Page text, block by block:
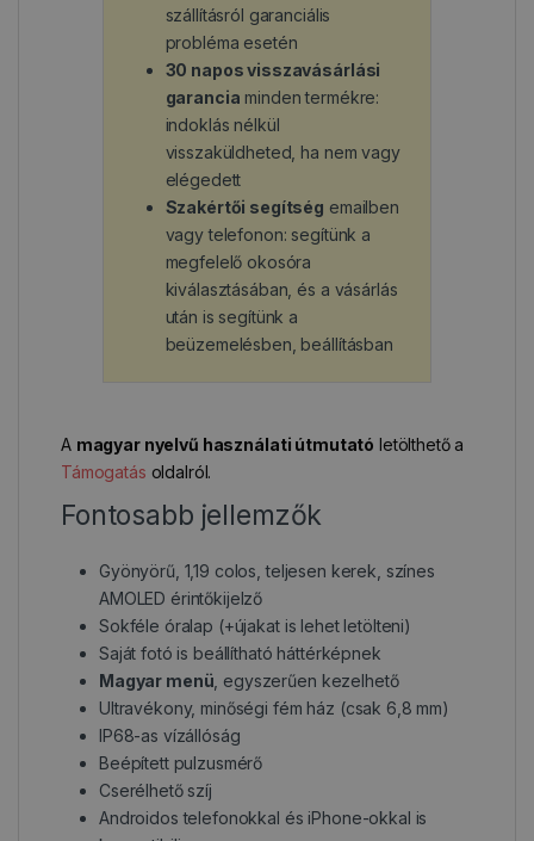
szállításról garanciális
probléma esetén
30 napos visszavásárlási
garancia minden termékre:
indoklás nélkül
visszaküldheted, ha nem vagy
elégedett
Szakértői segítség emailben
vagy telefonon: segítünk a
megfelelő okosóra
kiválasztásában, és a vásárlás
után is segítünk a
beüzemelésben, beállításban
A magyar nyelvű használati útmutató letölthető a
Támogatás oldalról.
Fontosabb jellemzők
Gyönyörű, 1,19 colos, teljesen kerek, színes
AMOLED érintőkijelző
Sokféle óralap (+újakat is lehet letölteni)
Saját fotó is beállítható háttérképnek
Magyar menü , egyszerűen kezelhető
Ultravékony, minőségi fém ház (csak 6,8 mm)
IP68-as vízállóság
Beépített pulzusmérő
Cserélhető szíj
Androidos telefonokkal és iPhone-okkal is